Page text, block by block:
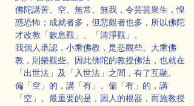
佛陀講苦、空、無常、無我，令芸芸衆生，惶
惑恐怖；成就者多，但悲觀者也多，所以佛陀
才改教「數息觀」、「清淨觀」。
我個人承認，小乘佛教，是悲觀些。大乘佛
教，則樂觀些。因此佛陀的教授佛法，也就在
「出世法」及「入世法」之間，有了互融。
偏「空」的，講「有」。偏「有」的，講
「空」。最重要的是，因人的根器，而施教授